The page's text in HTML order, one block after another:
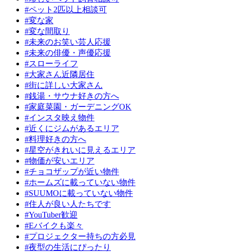
#ペット2匹以上相談可
#変な家
#変な間取り
#未来のお笑い芸人応援
#未来の俳優・声優応援
#スローライフ
#大家さん近隣居住
#街に詳しい大家さん
#銭湯・サウナ好きの方へ
#家庭菜園・ガーデニングOK
#インスタ映え物件
#近くにジムがあるエリア
#料理好きの方へ
#星空がきれいに見えるエリア
#物価が安いエリア
#チョコザップが近い物件
#ホームズに載っていない物件
#SUUMOに載っていない物件
#住人が良い人たちです
#YouTuber歓迎
#Eバイクも楽々
#プロジェクター持ちの方必見
#夜型の生活にぴったり